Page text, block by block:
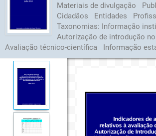
Materiais de divulgação
Cidadãos
Entidades
Taxonomias: Informação
Autorização de introdução
Avaliação técnico-científica
Informação